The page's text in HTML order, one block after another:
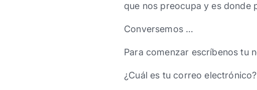
que nos preocupa y es donde
Conversemos …
Para comenzar escríbenos tu
¿Cuál es tu correo electrónico?